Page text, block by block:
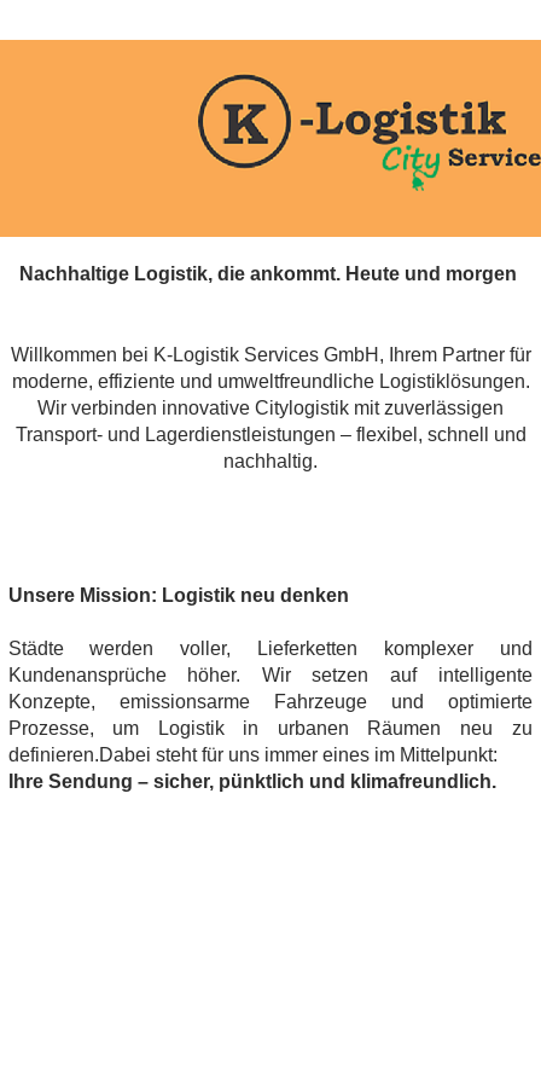
Nachhaltige Logistik, die ankommt. Heute und
Willkommen bei K-Logistik Services GmbH, Ihrem Partner für
moderne, effiziente und umweltfreundliche Logistiklösungen.
Wir verbinden innovative Citylogistik mit zuverlässigen
Transport‑ und Lagerdienstleistungen – flexibel, schnell und
Städte werden voller, Lieferketten komplexer und
Kundenansprüche höher. Wir setzen auf intelligente
Konzepte, emissionsarme Fahrzeuge und optimierte
Prozesse, um Logistik in urbanen Räumen neu zu
definieren.Dabei steht für uns immer eines im Mittelpunkt: